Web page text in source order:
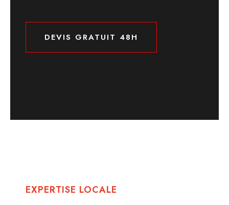
DEVIS GRATUIT 48H
DEVIS GRATUIT 48H
EXPERTISE LOCALE